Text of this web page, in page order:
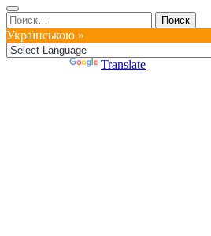
Найти:
Українською »
Translate